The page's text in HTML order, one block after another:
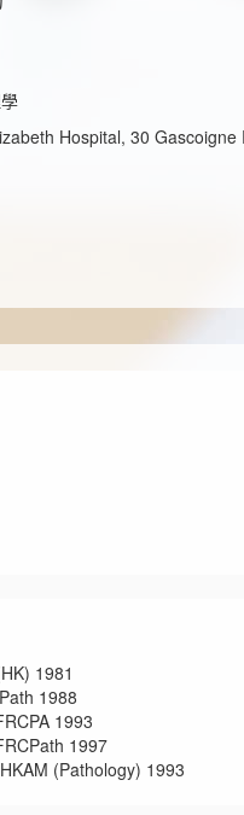
Hospital, 30 Gascoigne
1981
1988
1993
1997
(Pathology) 1993